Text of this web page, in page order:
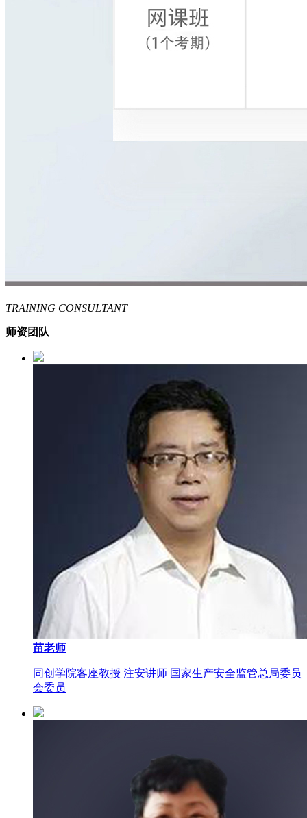
TRAINING CONSULTANT
师资团队
苗老师
同创学院客座教授 注安讲师 国家生产安全监管总局委员
会委员